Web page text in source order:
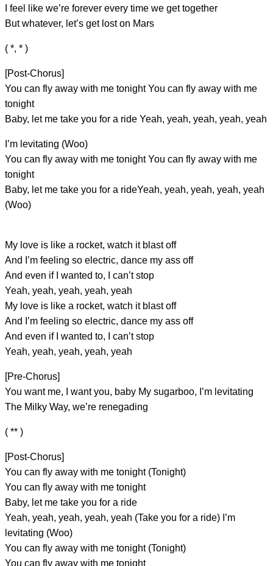
feel like we’re forever every time we get together
Butwhatever, let’s get lost on Mars
( *, * )
[Post-Chorus]
You can fly away with me tonight You can fly away with me
tonight
Baby, let me take you for a ride Yeah, yeah, yeah, yeah, yeah
I’m levitating (Woo)
You can fly away with me tonight You can fly away with me
tonight
Baby, let me take you for a rideYeah, yeah, yeah, yeah, yeah
(Woo)
My love is like a rocket, watch it blast off
And I’m feeling so electric, dance my ass off
And even if I wanted to, I can’t stop
Yeah, yeah, yeah, yeah, yeah
My love is like a rocket, watch it blast off
And I’m feeling so electric, dance my ass off
And even if I wanted to, I can’t stop
Yeah, yeah, yeah, yeah, yeah
[Pre-Chorus]
You want me, I want you, baby My sugarboo, I’m levitating
The Milky Way, we’re renegading
( ** )
[Post-Chorus]
You can fly away with me tonight (Tonight)
You can fly away with me tonight
Baby, let me take you for a ride
Yeah, yeah, yeah, yeah, yeah (Take you for a ride) I’m
levitating (Woo)
You can fly away with me tonight (Tonight)
You can fly away with me tonight